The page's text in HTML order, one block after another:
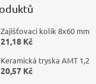
Zajišťovací kolík 8x60 mm
21,18 Kč
Keramická tryska AMT 1,2
20,57 Kč